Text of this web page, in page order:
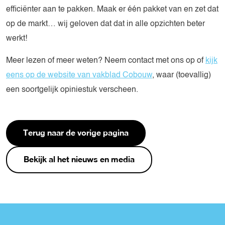
efficiënter aan te pakken. Maak er één pakket van en zet dat
op de markt… wij geloven dat dat in alle opzichten beter
werkt!
Meer lezen of meer weten? Neem contact met ons op of kijk
eens op de website van vakblad Cobouw, waar (toevallig)
een soortgelijk opiniestuk verscheen.
Terug naar de vorige pagina
Bekijk al het nieuws en media